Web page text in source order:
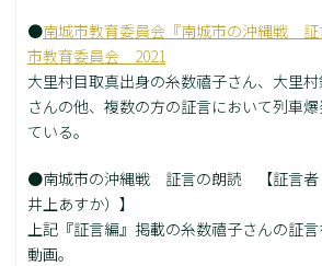
●南城市教育委員会『南城市の沖縄戦
市教育委員会 2021
大里村目取真出身の糸数禧子さん、大里
さんの他、複数の方の証言において列車
ている。
●南城市の沖縄戦 証言の朗読 【証言者
井上あすか）】
上記『証言編』掲載の糸数禧子さんの証
動画。